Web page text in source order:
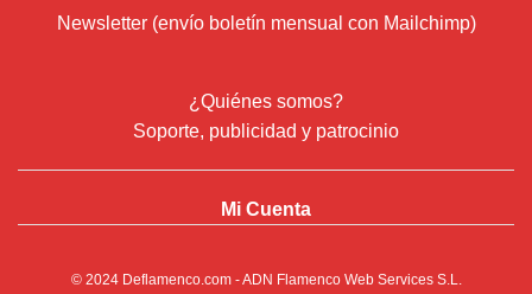
Newsletter (envío boletín mensual con Mailchimp)
¿Quiénes somos?
Soporte, publicidad y patrocinio
Mi Cuenta
© 2024 Deflamenco.com- ADN Flamenco Web Services S.L.